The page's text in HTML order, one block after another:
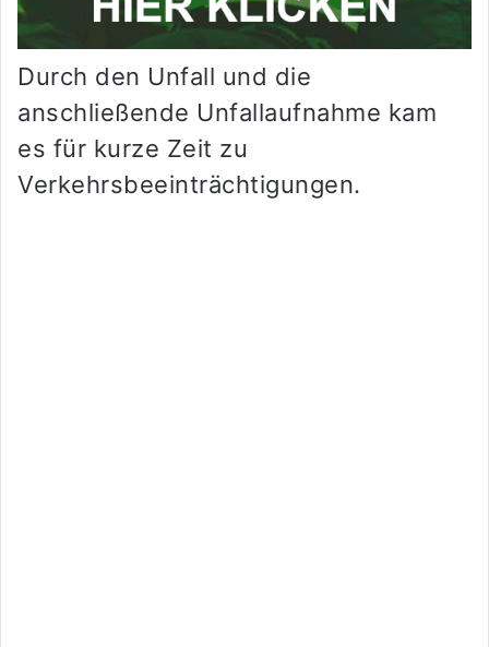
Durch den Unfall und die
anschließende Unfallaufnahme kam
es für kurze Zeit zu
Verkehrsbeeinträchtigungen.